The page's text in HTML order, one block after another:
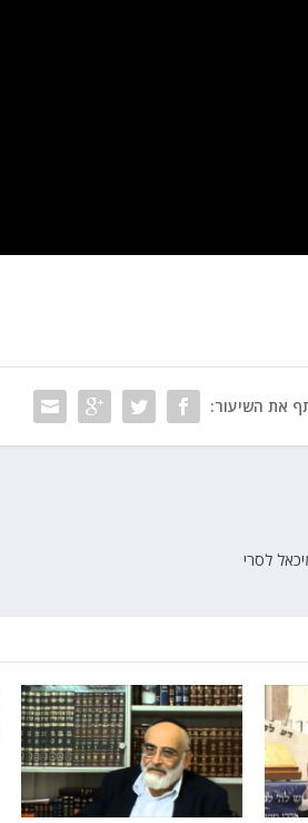
את השיעור:
לסרי